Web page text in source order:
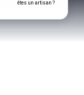
êtes un artisan ?